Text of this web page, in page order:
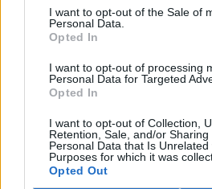
I want to opt-out of the Sale of
Personal Data.
Opted In
I want to opt-out of processing
Personal Data for Targeted
Opted In
I want to opt-out of Collection,
Retention, Sale, and/or Sharing
Personal Data that Is Unrelated
Purposes for which it was
Opted Out
kanály "čisté" a tehdy je
samé
se děje u otrav, kdy se
pitnou vodou, aby nešlo
potrubí.
II Imarr Imarr
Reaguje na Břetislav